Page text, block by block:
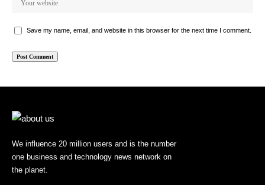
Save my name, email, and website in this browser for the next time I comment.
We influence 20 million users and is the number
one business and technology news network on
the planet.